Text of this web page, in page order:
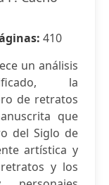
410
un análisis
la
de retratos
que
del Siglo de
artística y
y los